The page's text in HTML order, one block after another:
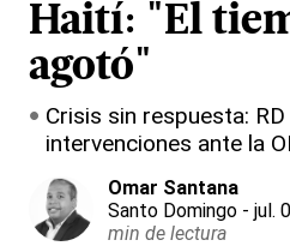
Haití: "El
agotó"
Crisis sin respuesta:
intervenciones ante la
Omar Santana
Santo Domingo - jul.
min de lectura